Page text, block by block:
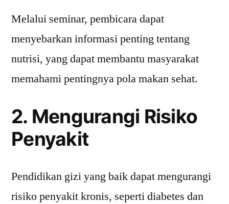
Melalui seminar, pembicara dapat
menyebarkan informasi penting tentang
nutrisi, yang dapat membantu masyarakat
memahami pentingnya pola makan sehat.
2. Mengurangi Risiko
Penyakit
Pendidikan gizi yang baik dapat mengurangi
risiko penyakit kronis, seperti diabetes dan